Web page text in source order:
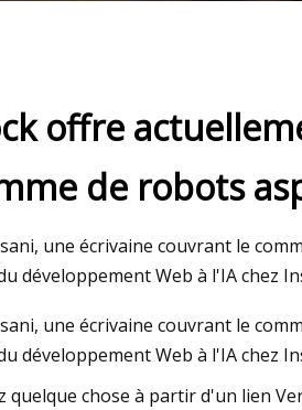
pas cher ? Ce
Aug 27, 2023
Le robot
offre
de robots
une écrivaine couvrant le
développement Web à l'IA chez
une écrivaine couvrant le
développement Web à l'IA chez
quelque chose à partir d'un lien